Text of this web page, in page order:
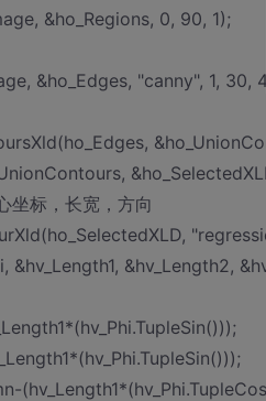
&ho_Regions, 0, 90, 1);
&ho_Edges, "canny", 1, 30,
坐标，长宽，方向
&hv_Length1, &hv_Length2,